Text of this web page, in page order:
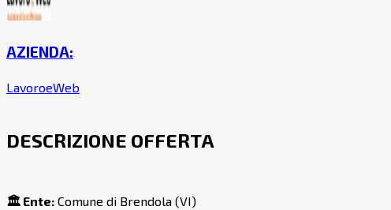
AZIENDA:
LavoroeWeb
DESCRIZIONE OFFERTA
🏛️ Ente: Comune di Brendola (VI)